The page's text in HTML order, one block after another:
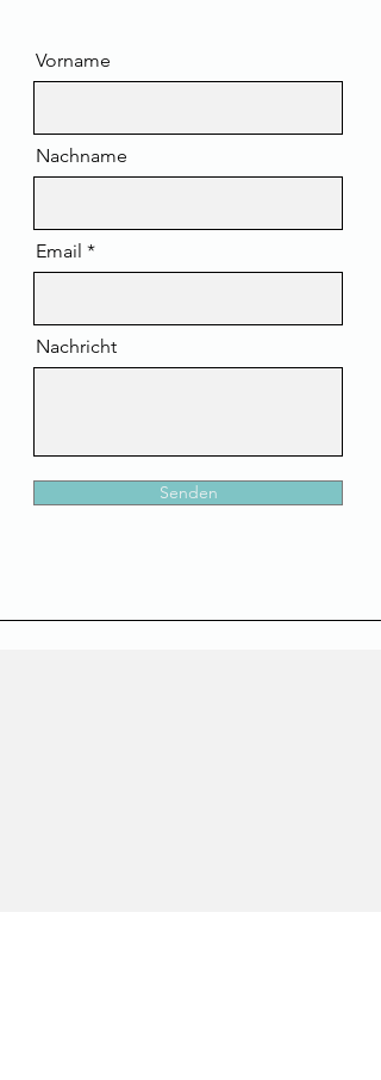
Vorname
Nachname
Email
Nachricht
Senden